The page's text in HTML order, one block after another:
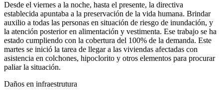
Desde el viernes a la noche, hasta el presente, la directiva
establecida apuntaba a la preservación de la vida humana. Brindar
auxilio a todas las personas en situación de riesgo de inundación, y
la atención posterior en alimentación y vestimenta. Ese trabajo se ha
estado cumpliendo con la cobertura del 100% de la demanda. Este
martes se inició la tarea de llegar a las viviendas afectadas con
asistencia en colchones, hipoclorito y otros elementos para procurar
paliar la situación.
Daños en infraestrutura